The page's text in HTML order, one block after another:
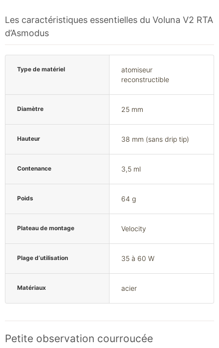
Les caractéristiques essentielles du Voluna V2 RTA
d’Asmodus
Type de matériel
atomiseur
reconstructible
Diamètre 25 mm
Hauteur 38 mm (sans drip tip)
Contenance 3,5 ml
Poids 64 g
Plateau de montage Velocity
Plage d’utilisation 35 à 60 W
Matériaux acier
Petite observation courroucée